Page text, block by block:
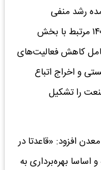
رشد منفی
۳.۴درصدی گروه صنایع و معادن در تیرماه ۱۴۰۴ مرتبط با بخش
کاهش فعالیت‌های
رژیم صهیونیستی و اخراج اتباع
را تشکیل
افزود: «قاعدتا در
بهره‌برداری به